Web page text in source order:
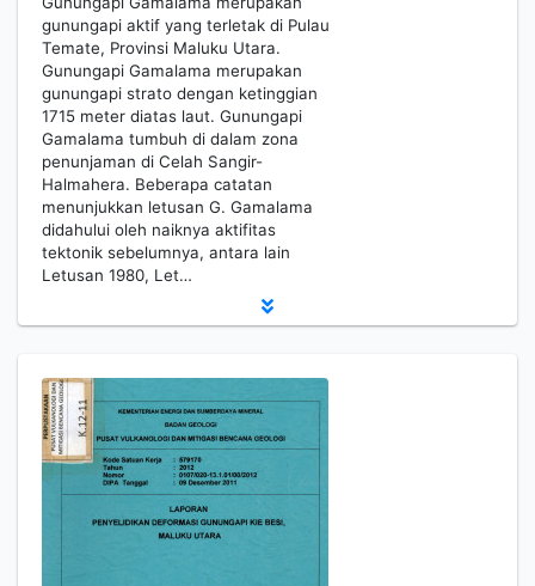
gunungapi aktif yang terletak di Pulau
Temate, Provinsi Maluku Utara.
Gunungapi Gamalama merupakan
gunungapi strato dengan ketinggian
1715 meter diatas laut. Gunungapi
Gamalama tumbuh di dalam zona
penunjaman di Celah Sangir-
Halmahera. Beberapa catatan
menunjukkan letusan G. Gamalama
didahului oleh naiknya aktifitas
tektonik sebelumnya, antara lain
Letusan 1980, Let…